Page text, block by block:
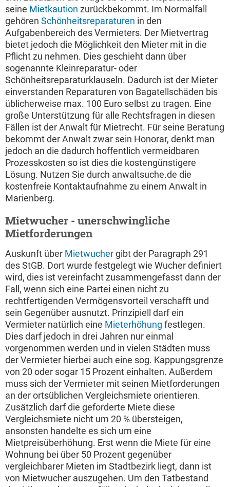
seine Mietkaution zurückbekommt. Im Normalfall
gehören Schönheitsreparaturen in den
Aufgabenbereich des Vermieters. Der Mietvertrag
bietet jedoch die Möglichkeit den Mieter mit in die
Pflicht zu nehmen. Dies geschieht dann über
sogenannte Kleinreparatur- oder
Schönheitsreparaturklauseln. Dadurch ist der Mieter
einverstanden Reparaturen von Bagatellschäden bis
üblicherweise max. 100 Euro selbst zu tragen. Eine
große Unterstützung für alle Rechtsfragen in diesen
Fällen ist der Anwalt für Mietrecht. Für seine Beratung
bekommt der Anwalt zwar sein Honorar, denkt man
jedoch an die dadurch hoffentlich vermeidbaren
Prozesskosten so ist dies die kostengünstigere
Lösung. Nutzen Sie durch anwaltsuche.de die
kostenfreie Kontaktaufnahme zu einem Anwalt in
Marienberg.
Mietwucher - unerschwingliche
Mietforderungen
Auskunft über Mietwuchergibt der Paragraph 291
des StGB. Dort wurde festgelegt wie Wucher definiert
wird, dies ist vereinfacht zusammengefasst dann der
Fall, wenn sich eine Partei einen nicht zu
rechtfertigenden Vermögensvorteil verschafft und
sein Gegenüber ausnutzt. Prinzipiell darf ein
Vermieter natürlich eine Mieterhöhung festlegen.
Dies darf jedoch in drei Jahren nur einmal
vorgenommen werden und in vielen Städten muss
der Vermieter hierbei auch eine sog. Kappungsgrenze
von 20 oder sogar 15 Prozent einhalten. Außerdem
muss sich der Vermieter mit seinen Mietforderungen
an der ortsüblichen Vergleichsmiete orientieren.
Zusätzlich darf die geforderte Miete diese
Vergleichsmiete nicht um 20 % übersteigen,
ansonsten handelte es sich um eine
Mietpreisüberhöhung. Erst wenn die Miete für eine
Wohnung bei über 50 Prozent gegenüber
vergleichbarer Mieten im Stadtbezirk liegt, dann ist
von Mietwucher auszugehen. Um den Tatbestand